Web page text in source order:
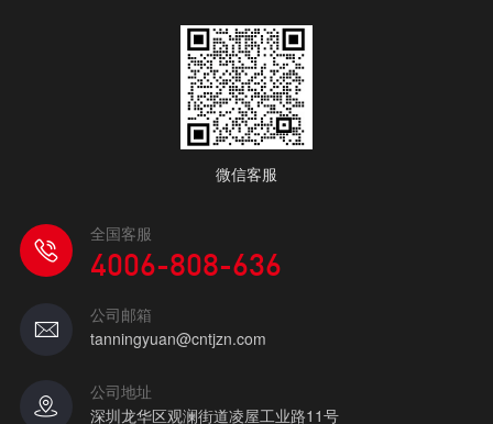
微信客服
全国客服
4006-808-636
公司邮箱
tanningyuan@cntjzn.com
公司地址
深圳龙华区观澜街道凌屋工业路11号